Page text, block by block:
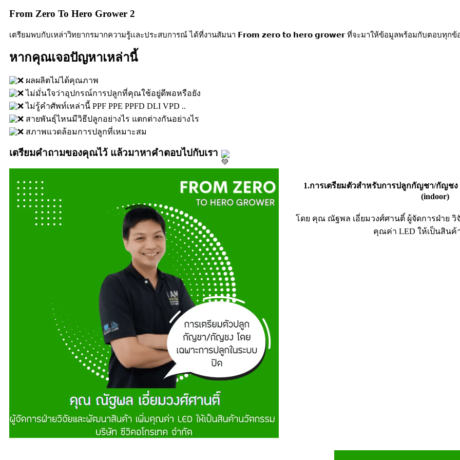
From Zero To Hero Grower 2
เตรียมพบกับเหล่าวิทยากรมากความรู้เเละประสบการณ์ ได้ที่งานสัมนา 𝗙𝗿𝗼𝗺 𝘇𝗲𝗿𝗼 𝘁𝗼 𝗵𝗲𝗿𝗼 𝗴𝗿𝗼𝘄𝗲𝗿 ที่จะมาให้ข้อมูลพร้อมกับตอบทุก
หากคุณเจอปัญหาเหล่านี้
ผลผลิตไม่ได้คุณภาพ
ไม่มั่นใจว่าอุปกรณ์การปลูกที่คุณใช้อยู่ดีพอหรือยัง
ไม่รู้คำศัพท์เหล่านี้ PPF PPE PPFD DLI VPD ..
สายพันธุ์ไหนมีวิธีปลูกอย่างไร แตกต่างกันอย่างไร
สภาพแวดล้อมการปลูกที่เหมาะสม
เตรียมคำถามของคุณไว้ แล้วมาหาคำตอบไปกับเรา
1.การเตรียมตัวสำหรับการปลูกกัญชา/กัญช
(indoor)
โดย คุณ ณัฐพล เอี่ยมวงศ์ศานติ์ ผู้จัดการฝ่าย
คุณค่า LED ให้เป็นสินค้